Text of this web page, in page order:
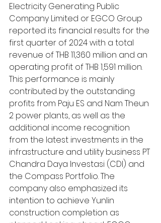
Electricity Generating Public
Company Limited or EGCO Group
reported its financial results for the
first quarter of 2024 with a total
revenue of THB 11,360 million and an
operating profit of THB 1,591 million.
This performance is mainly
contributed by the outstanding
profits from Paju ES and Nam Theun
2 power plants, as well as the
additional income recognition
from the latest investments in the
infrastructure and utility business PT
Chandra Daya Investasi (CDI) and
the Compass Portfolio. The
company also emphasized its
intention to achieve Yunlin
construction completion as